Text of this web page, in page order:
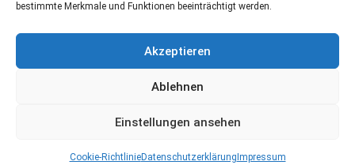
bestimmte Merkmale und Funktionen beeinträchtigt werden.
Akzeptieren
Ablehnen
Einstellungen ansehen
Cookie-RichtlinieDatenschutzerklärung Impressum